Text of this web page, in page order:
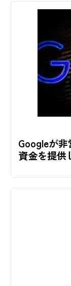
Googleが
資金を提供